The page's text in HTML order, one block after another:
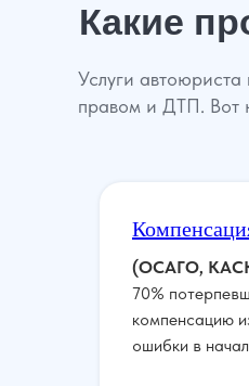
Какие
Услуги
правом и ДТП. Вот
(ОСАГО,
70%
компенсацию
ошибки в